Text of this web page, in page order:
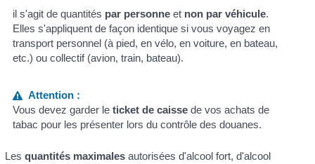
il s'agit de quantités par personne et non par véhicule.
Elles s'appliquent de façon identique si vous voyagez en
transport personnel (à pied, en vélo, en voiture, en bateau,
etc.) ou collectif (avion, train, bateau).
Attention :
Vous devez garder leticket de caisse de vos achats de
tabac pour les présenter lors du contrôle des douanes.
Les quantités maximalesautorisées d'alcool fort, d'alcool